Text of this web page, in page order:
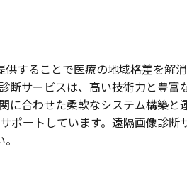
することで医療の地域格差を解
断サービスは、高い技術力と豊富
に合わせた柔軟なシステム構築と
ポートしています。遠隔画像診断